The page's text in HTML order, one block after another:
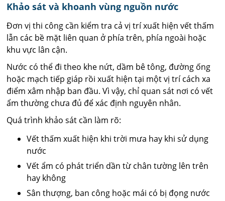
Khảo sát và khoanh vùng nguồn nước
Đơn vị thi công cần kiểm tra cả vị trí xuất hiện vết thấm
lẫn các bề mặt liên quan ở phía trên, phía ngoài hoặc
khu vực lân cận.
Nước có thể đi theo khe nứt, dầm bê tông, đường ống
hoặc mạch tiếp giáp rồi xuất hiện tại một vị trí cách xa
điểm xâm nhập ban đầu. Vì vậy, chỉ quan sát nơi có vết
ẩm thường chưa đủ để xác định nguyên nhân.
Quá trình khảo sát cần làm rõ:
Vết thấm xuất hiện khi trời mưa hay khi sử dụng
nước
Vết ẩm có phát triển dần từ chân tường lên trên
hay không
Sân thượng, ban công hoặc mái có bị đọng nước